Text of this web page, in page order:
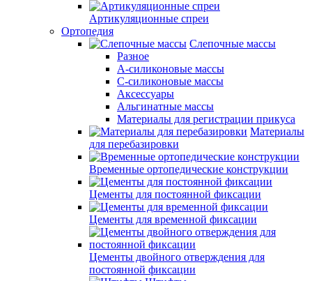
Артикуляционные спреи
Ортопедия
Слепочные массы
Разное
А-силиконовые массы
С-силиконовые массы
Аксессуары
Альгинатные массы
Материалы для регистрации прикуса
Материалы
для перебазировки
Временные ортопедические конструкции
Цементы для постоянной фиксации
Цементы для временной фиксации
Цементы двойного отверждения для
постоянной фиксации